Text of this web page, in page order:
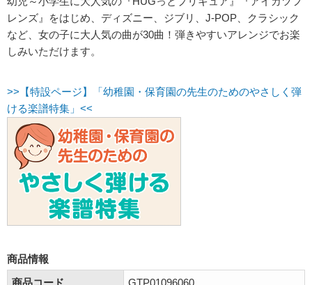
レンズ』をはじめ、ディズニー、ジブリ、J-POP、クラシック
など、女の子に大人気の曲が30曲！弾きやすいアレンジでお楽
しみいただけます。
>>【特設ページ】「幼稚園・保育園の先生のためのやさしく弾
ける楽譜特集」<<
商品情報
商品コード
GTP01096060